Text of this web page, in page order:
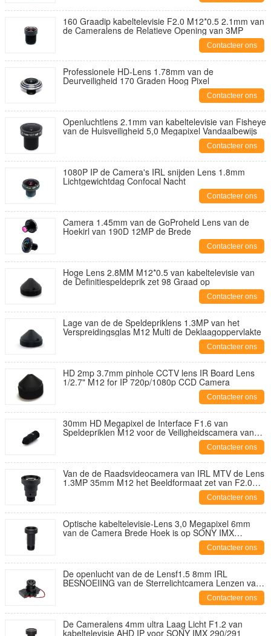
160 Graadip kabeltelevisie F2.0 M12*0.5 2.1mm van
de Cameralens de Relatieve Opening van 3MP
Contacteer ons
Professionele HD-Lens 1.78mm van de
Deurveiligheid 170 Graden Hoog Pixel
Contacteer ons
Openluchtlens 2.1mm van kabeltelevisie van Fisheye
van de Huisveiligheid 5,0 Megapixel Vandaalbewijs
Contacteer ons
1080P IP de Camera's IRL snijden Lens 1.8mm
Lichtgewichtdag Confocal Nacht
Contacteer ons
Camera 1.45mm van de GoProheld Lens van de
Hoekirl van 190D 12MP de Brede
Contacteer ons
Hoge Lens 2.8MM M12*0.5 van kabeltelevisie van
de Definitiespeldeprik zet 98 Graad op
Contacteer ons
Lage van de de Speldepriklens 1.3MP van het
Verspreidingsglas M12 Multi de Deklaagoppervlakte
Contacteer ons
HD 2mp 3.7mm pinhole CCTV lens IR Board Lens
1/2.7" M12 for IP 720p/1080p CCD Camera
Contacteer ons
30mm HD Megapixel de Interface F1.6 van
Speldepriklen M12 voor de Veiligheidscamera van
Contacteer ons
Van de de Raadsvideocamera van IRL MTV de Lens
1.3MP 35mm M12 het Beeldformaat zet van F2.0
Contacteer ons
Optische kabeltelevisie-Lens 3,0 Megapixel 6mm
van de Camera Brede Hoek is op SONY IMX
Contacteer ons
De openlucht van de de Lensf1.5 8mm IRL
BESNOEIING van de Sterrelichtcamera Lenzen van
de het Toezichtcamera van kabeltelevisieContacteer ons
De Cameralens 4mm ultra Laag Licht F1.2 van
kabeltelevisie AHD IP voor SONY IMX 290/291